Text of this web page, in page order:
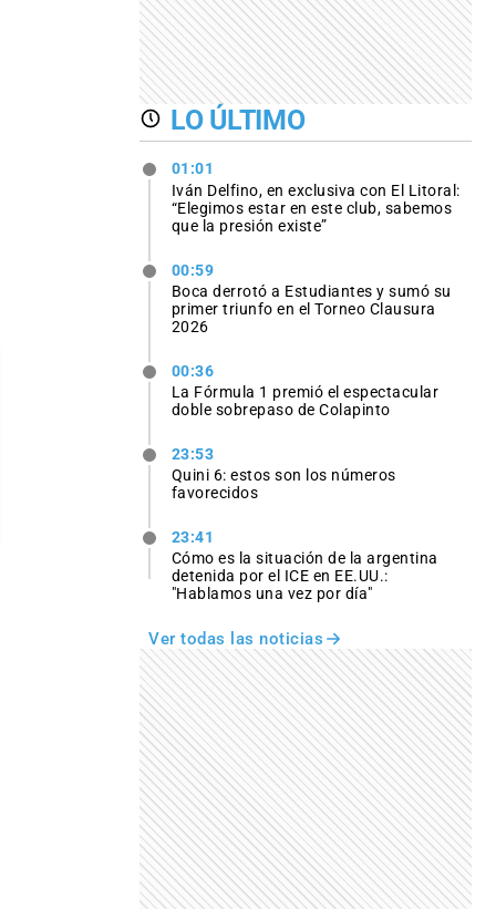
LO ÚLTIMO
01:01
Iván Delfino, en exclusiva con El Litoral:
“Elegimos estar en este club, sabemos
que la presión existe”
00:59
Boca derrotó a Estudiantes y sumó su
primer triunfo en el Torneo Clausura
2026
00:36
La Fórmula 1 premió el espectacular
doble sobrepaso de Colapinto
23:53
Quini 6: estos son los números
favorecidos
23:41
Cómo es la situación de la argentina
detenida por el ICE en EE.UU.:
"Hablamos una vez por día"
Ver todas las noticias